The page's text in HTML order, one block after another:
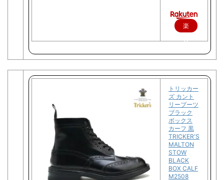
楽
天
で
入
トリッカー
ズ カント
リーブーツ
ブラック
ボックス
カーフ 黒
TRICKER'S
MALTON
STOW
BLACK
BOX CALF
M2508